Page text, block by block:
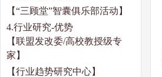
【“三顾堂”智囊俱乐部活动】
4.行业研究-优势
【联盟发改委/高校教授级专
家】
【行业趋势研究中心】